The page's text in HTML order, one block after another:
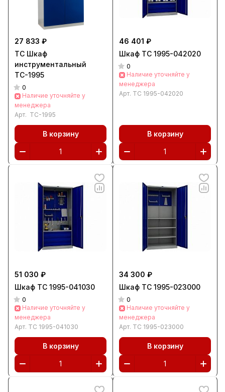
27 833 ₽
ТС Шкаф
инструментальный
ТС-1995
0
Наличие уточняйте у
менеджера
Арт. ТС-1995
В корзину
46 401 ₽
Шкаф ТС 1995-042020
0
Наличие уточняйте у
менеджера
Арт. ТС 1995-042020
В корзину
51 030 ₽
Шкаф ТС 1995-041030
0
Наличие уточняйте у
менеджера
Арт. ТС 1995-041030
В корзину
34 300 ₽
Шкаф ТС 1995-023000
0
Наличие уточняйте у
менеджера
Арт. ТС 1995-023000
В корзину